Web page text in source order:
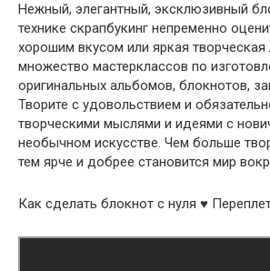
Нежный, элегантный, эксклюзивный
технике скрапбукинг непременно
хорошим вкусом или яркая творческая
множество мастерклассов по
оригинальных альбомов, блокнотов,
Творите с удовольствием и
творческими мыслями и идеями с
необычном искусстве. Чем больше
тем ярче и добрее становится мир
Как сделать блокнот с нуля ♥